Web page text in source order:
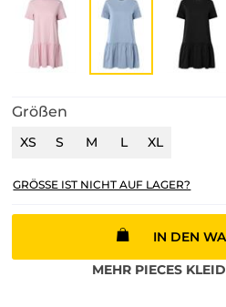
Größen
XS S M L XL
GRÖSSE IST NICHT AUF LAGER?
IN DEN
MEHR PIECES